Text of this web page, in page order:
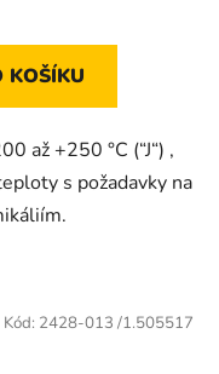
KOŠÍKU
až +250 °C (“J“) ,
s požadavky na
Kód: 2428-013 /1.505517